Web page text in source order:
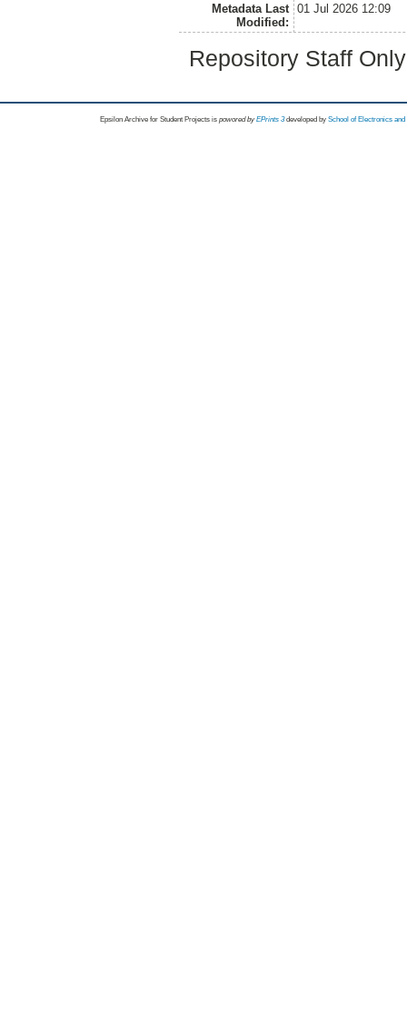
Metadata Last
Modified:
01 Jul 2026 12:09
Repository Staff
Epsilon Archive for Student Projects is powored byEPrints 3 developed by School of Electronics